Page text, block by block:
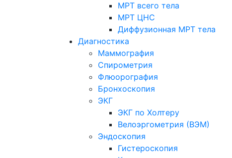
МРТ всего тела
МРТ ЦНС
Диффузионная МРТ тела
Диагностика
Маммография
Спирометрия
Флюорография
Бронхоскопия
ЭКГ
ЭКГ по Холтеру
Велоэргометрия (ВЭМ)
Эндоскопия
Гистероскопия